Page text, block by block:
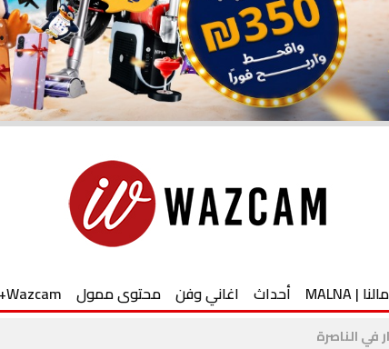
مالنا | MALNA أحداث اغاني وفن محتوى ممول Wazcam++
في الناصرة